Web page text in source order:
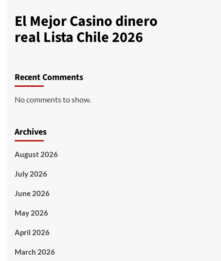
El Mejor Casino dinero
real Lista Chile 2026
Recent Comments
No comments to show.
Archives
August 2026
July 2026
June 2026
May 2026
April 2026
March 2026